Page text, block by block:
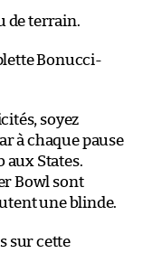
de terrain.
Bonucci-
soyez
à chaque pause
aux States.
Bowl sont
une blinde.
sur cette